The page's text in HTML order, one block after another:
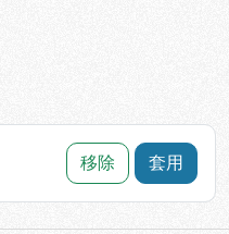
移除 套用